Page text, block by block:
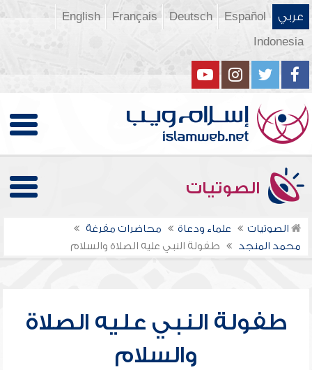
عربي Español
Deutsch
Français
English
Indonesia
الصوتيات
الصوتيات علماء ودعاة
محاضرات مفرغة
محمد المنجد
طفولة النبي عليه الصلاة والسلام
طفولة النبي عليه الصلاة
والسلام